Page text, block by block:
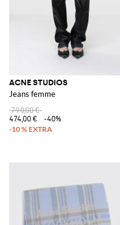
ACNE STUDIOS
Jeans femme
790,00 €
474,00 €
-40%